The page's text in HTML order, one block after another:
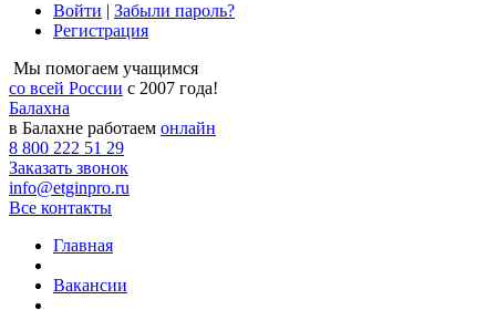
Войти | Забыли пароль?
Регистрация
Мы помогаем учащимся
со всей России с 2007 года!
Балахна
в Балахне работаем онлайн
8 800 222 51 29
Заказать звонок
info@etginpro.ru
Все контакты
Главная
Вакансии